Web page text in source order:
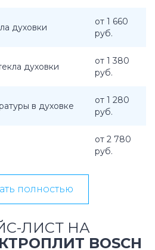
духовки
от 1 660
руб.
духовки
от 1 380
руб.
в духовке
от 1 280
руб.
от 2 780
руб.
полностью
ЛИСТ НА
BOSCH